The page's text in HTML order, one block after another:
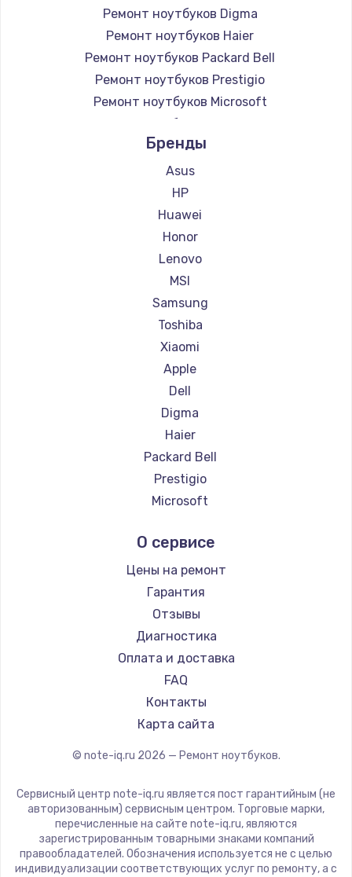
Ремонт ноутбуков Digma
Ремонт ноутбуков Haier
Ремонт ноутбуков Packard Bell
Ремонт ноутбуков Prestigio
Ремонт ноутбуков Microsoft
Ремонт ноутбуков Alienware
Ремонт ноутбуков Aquarius
Ремонт ноутбуков Gigabyte
Ремонт ноутбуков Aorus
Ремонт ноутбуков Maibenben
Ремонт ноутбуков Getac
Ремонт ноутбуков Epson
Ремонт ноутбуков Philips
Ремонт ноутбуков LG
Ремонт ноутбуков Panasonic
Ремонт ноутбуков Irbis
Ремонт ноутбуков Thunderobot
Ремонт ноутбуков Hasee
Ремонт ноутбуков ZTE
Ремонт ноутбуков Hiper
Ремонт ноутбуков Evga
Ремонт ноутбуков Google
Ремонт ноутбуков Echips
Ремонт ноутбуков Predator
Ремонт ноутбуков iru
Ремонт ноутбуков Machenike
Ремонт ноутбуков DEXP
Ремонт ноутбуков Teclast
Ремонт ноутбуков CHUWI
Ремонт ноутбуков Colorful
Бренды
Asus
HP
Huawei
Honor
Lenovo
MSI
Samsung
Toshiba
Xiaomi
Apple
Dell
Digma
Haier
Packard Bell
Prestigio
Microsoft
Aquarius
Gigabyte
Aorus
Maibenben
Getac
Epson
Philips
LG
Panasonic
ZTE
Hiper
Evga
О сервисе
Цены на ремонт
Гарантия
Отзывы
Диагностика
Оплата и доставка
FAQ
Контакты
Карта сайта
© note-iq.ru 2026 — Ремонт ноутбуков.
Сервисный центр note-iq.ru является пост гарантийным (не
авторизованным) сервисным центром. Торговые марки,
перечисленные на сайте note-iq.ru, являются
зарегистрированным товарными знаками компаний
правообладателей. Обозначения используется не с целью
индивидуализации соответствующих услуг по ремонту, а с